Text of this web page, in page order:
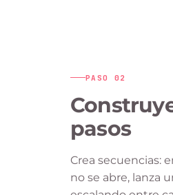
PASO 02
pasos
Crea secuencias:
no se abre, lanza